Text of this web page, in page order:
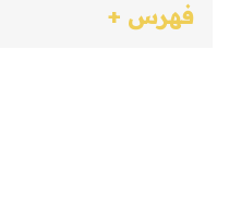
فهرس +